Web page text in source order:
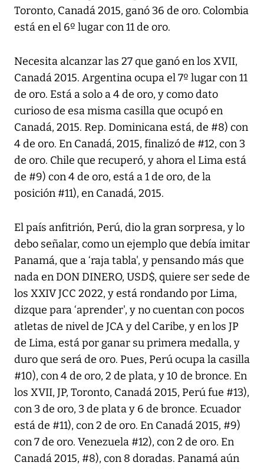
Toronto, Canadá 2015, ganó 36 de oro. Colombia
está en el 6º lugar con 11 de oro.
Necesita alcanzar las 27 que ganó en los XVII,
Canadá 2015. Argentina ocupa el 7º lugar con 11
de oro. Está a solo a 4 de oro, y como dato
curioso de esa misma casilla que ocupó en
Canadá, 2015. Rep. Dominicana está, de #8) con
4 de oro. En Canadá, 2015, finalizó de #12, con 3
de oro. Chile que recuperó, y ahora el Lima está
de #9) con 4 de oro, está a 1 de oro, de la
posición #11), en Canadá, 2015.
El país anfitrión, Perú, dio la gran sorpresa, y lo
debo señalar, como un ejemplo que debía imitar
Panamá, que a ‘raja tabla', y pensando más que
nada en DON DINERO, USD$, quiere ser sede de
los XXIV JCC 2022, y está rondando por Lima,
dizque para ‘aprender', y no cuentan con pocos
atletas de nivel de JCA y del Caribe, y en los JP
de Lima, está por ganar su primera medalla, y
duro que será de oro. Pues, Perú ocupa la casilla
#10), con 4 de oro, 2 de plata, y 10 de bronce. En
los XVII, JP, Toronto, Canadá 2015, Perú fue #13),
con 3 de oro, 3 de plata y 6 de bronce. Ecuador
está de #11), con 2 de oro. En Canadá 2015, #9)
con 7 de oro. Venezuela #12), con 2 de oro. En
Canadá 2015, #8), con 8 doradas. Panamá aún